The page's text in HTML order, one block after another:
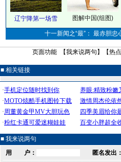
辽宁降第一场雪 图解中国(组图)
十一新闻之“最”： 最赤胆
页面功能 【我来说两句 】【热
■ 相关链接
■ 我来说两句
用 户：
匿名发出：